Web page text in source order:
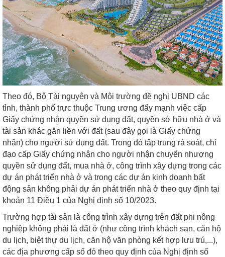
Theo đó, Bộ Tài nguyên và Môi trường đề nghị UBND các
tỉnh, thành phố trực thuộc Trung ương đẩy mạnh việc cấp
Giấy chứng nhận quyền sử dụng đất, quyền sở hữu nhà ở và
tài sản khác gắn liền với đất (sau đây gọi là Giấy chứng
nhận) cho người sử dụng đất. Trong đó tập trung rà soát, chỉ
đạo cấp Giấy chứng nhận cho người nhận chuyển nhượng
quyền sử dụng đất, mua nhà ở, công trình xây dựng trong các
dự án phát triển nhà ở và trong các dự án kinh doanh bất
động sản không phải dự án phát triển nhà ở theo quy định tại
khoản 11 Điều 1 của Nghị định số 10/2023.
Trường hợp tài sản là công trình xây dựng trên đất phi nông
nghiệp không phải là đất ở (như công trình khách sạn, căn hộ
du lịch, biệt thự du lịch, căn hộ văn phòng kết hợp lưu trú,...),
các địa phương cấp sổ đỏ theo quy định của Nghị định số